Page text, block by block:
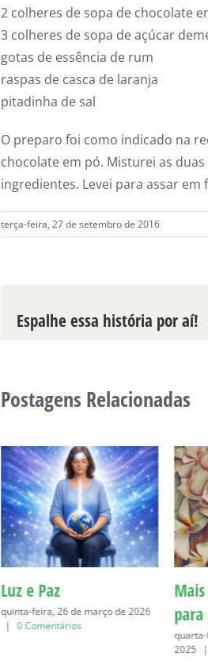
2 colheres de sopa de chocolate
3 colheres de sopa de açúcar
gotas de essência de rum
raspas de casca de laranja
pitadinha de sal
O preparo foi como indicado na
chocolate em pó. Misturei as
ingredientes. Levei para assar em
terça-feira, 27 de setembro de 2016
Espalhe essa história por aí!
Postagens Relacionadas
Luz e Paz
quinta-feira, 26 de março de 2026
| 0 Comentários
para
2025
|